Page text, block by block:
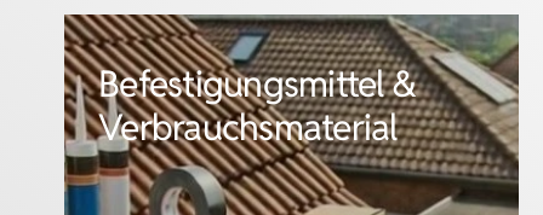
Fassade
Flachdach & Dämmung
mehr erfahren